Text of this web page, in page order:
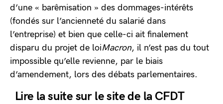
d’une « barêmisation » des dommages-intérêts
(fondés sur l’ancienneté du salarié dans
l’entreprise) et bien que celle-ci ait finalement
disparu du projet de loiMacron, il n’est pas du tout
impossible qu’elle revienne, par le biais
d’amendement, lors des débats parlementaires.
Lire la suite sur le site de la CFDT